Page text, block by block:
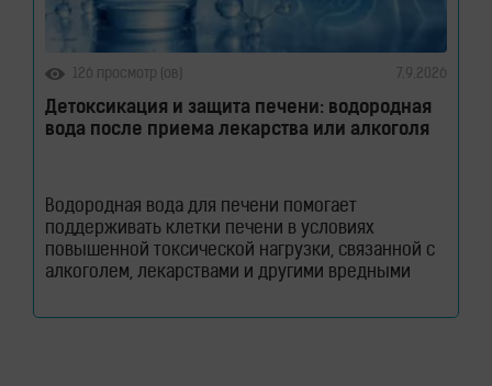
126 просмотр (ов) 7.9.2026
Детоксикация и защита печени: водородная
вода после приема лекарства или алкоголя
Водородная вода для печени помогает
поддерживать клетки печени в условиях
повышенной токсической нагрузки, связанной с
алкоголем, лекарствами и другими вредными
способствует снижению оксидативного стресса и